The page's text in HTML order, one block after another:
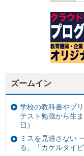
ズームイン
学校の教科書やプ
テスト勉強から生
日）
ミスを見逃さない
る。「カケルタイ